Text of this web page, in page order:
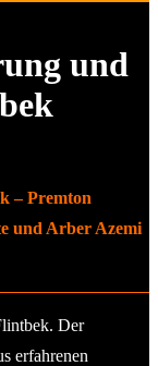
und
– Premton
und Arber Azemi
Der
erfahrenen